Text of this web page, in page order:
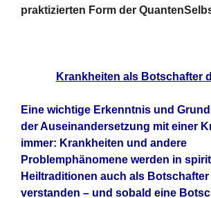
praktizierten Form der
Krankheiten als Botschafter
Eine wichtige Erkenntnis und
der Auseinandersetzung mit einer
immer: Krankheiten und andere
Problemphänomene werden in
Heiltraditionen auch als Botschafter
verstanden – und sobald eine